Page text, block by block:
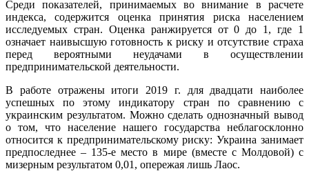
Среди показателей, принимаемых во внимание в расчете
индекса, содержится оценка принятия риска населением
исследуемых стран. Оценка ранжируется от 0 до 1, где 1
означает наивысшую готовность к риску и отсутствие страха
перед вероятными неудачами в осуществлении
предпринимательской деятельности.
В работе отражены итоги 2019 г. для двадцати наиболее
успешных по этому индикатору стран по сравнению с
украинским результатом. Можно сделать однозначный вывод
о том, что население нашего государства неблагосклонно
относится к предпринимательскому риску: Украина занимает
предпоследнее – 135-е место в мире (вместе с Молдовой) с
мизерным результатом 0,01, опережая лишь Лаос.